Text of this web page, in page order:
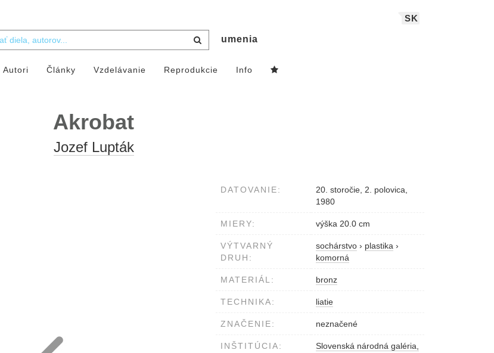
SK
umenia
Autori Články Vzdelávanie Reprodukcie Info
Akrobat
Jozef Lupták
DATOVANIE:
20. storočie, 2. polovica,
1980
MIERY: výška 20.0 cm
VÝTVARNÝ
DRUH:
sochárstvo › plastika ›
komorná
MATERIÁL: bronz
TECHNIKA: liatie
ZNAČENIE: neznačené
INŠTITÚCIA:
Slovenská národná galéria,